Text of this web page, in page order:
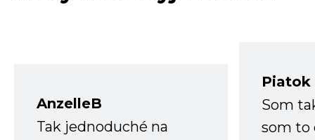
AnzelleB
Tak jednoduché na
Piatok
Som
som to